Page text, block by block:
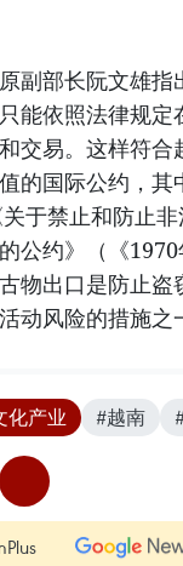
副部长阮文雄指
能依照法律规定
交易。这样符合
的国际公约，其
于禁止和防止
公约》（《
物出口是防止盗
动风险的措施之
化产业 #越南